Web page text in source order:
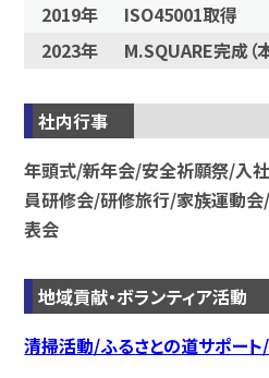
2019年
ISO45001取得
2023年
M.SQUARE完成（
社内行事
年頭式/新年会/安全祈願祭/入
員研修会/研修旅行/家族運動
表会
地域貢献・ボランティア活動
清掃活動/ふるさとの道サポー